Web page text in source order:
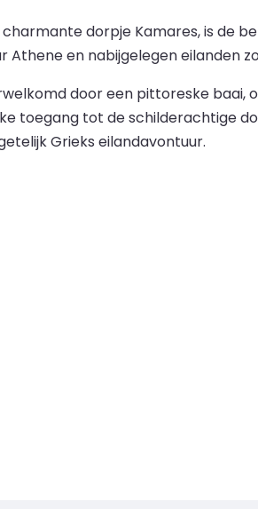
charmante dorpje Kamares, is
en nabijgelegen eilanden
door een pittoreske
toegang tot de schilderachtige
Grieks eilandavontuur.